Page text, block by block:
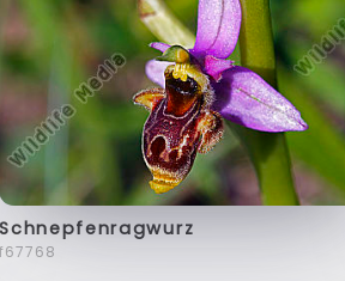
Schnepfenragwurz
f67768